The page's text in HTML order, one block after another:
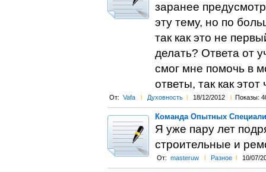
заранее
эту тему, но по
так как это не
делать? Ответа от
смог мне помочь в
ответы, так как
От: Vafa l Духовность l 18/12/2012 l Показы:
Команда Опытных
Я уже пару лет
строительные и
От: masteruw l Разное l 10/07/